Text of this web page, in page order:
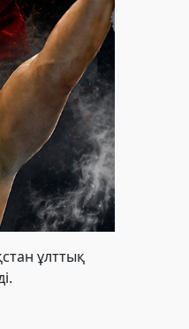
ұлттық